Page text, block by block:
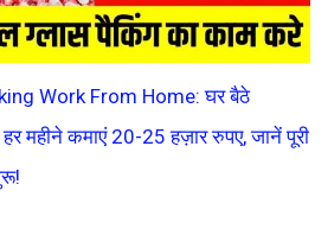
Work From Home: घर बैठे
महीने कमाएं 20-25 हज़ार रुपए, जानें पूरी